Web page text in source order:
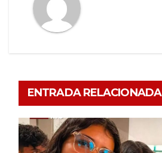
ENTRADA RELACIONADA